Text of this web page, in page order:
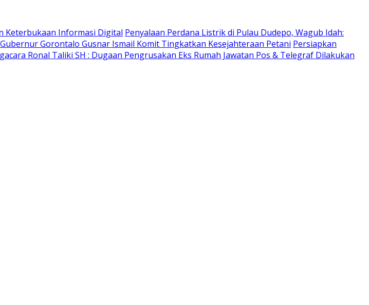
Keterbukaan Informasi Digital Penyalaan Perdana Listrik di Pulau Dudepo, Wagub Idah:
Gorontalo Gusnar Ismail Komit Tingkatkan Kesejahteraan Petani Persiapkan
Ronal Taliki SH : Dugaan Pengrusakan Eks Rumah Jawatan Pos & Telegraf Dilakukan